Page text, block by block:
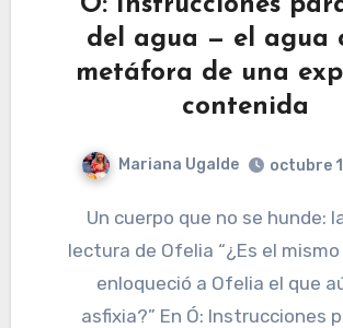
del agua — el agua
metáfora de una
contenida
Mariana Ugalde octubre
Un cuerpo que no se hunde: la nueva
lectura de Ofelia “¿Es el
enloqueció a Ofelia el que
asfixia?” En Ó: Instrucciones